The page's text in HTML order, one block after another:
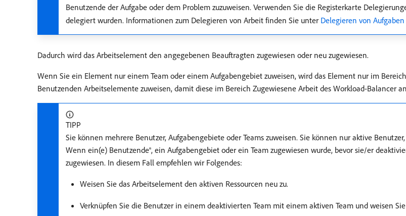
Benutzende der Aufgabe oder dem Problem zuzuweisen. Verwenden Sie die Registerkarte
delegiert wurden. Informationen zum Delegieren von Arbeit finden Sie unter Delegieren von
Dadurch wird das Arbeitselement den angegebenen Beauftragten zugewiesen oder neu zugewiesen.
Wenn Sie ein Element nur einem Team oder einem Aufgabengebiet zuweisen, wird das Element nur im
Benutzenden Arbeitselemente zuweisen, damit diese im Bereich Zugewiesene Arbeit des Workload-Balancer
TIPP
Sie können mehrere Benutzer, Aufgabengebiete oder Teams zuweisen. Sie können nur aktive
Wenn ein(e) Benutzende®, ein Aufgabengebiet oder ein Team zugewiesen wurde, bevor sie/er
zugewiesen. In diesem Fall empfehlen wir Folgendes:
Weisen Sie das Arbeitselement den aktiven Ressourcen neu zu.
Verknüpfen Sie die Benutzer in einem deaktivierten Team mit einem aktiven Team und weisen